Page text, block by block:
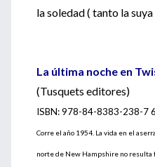
la soledad ( tanto la
La última noche en
(Tusquets editores)
ISBN: 978-84-8383-238-7
Corre el año 1954. La vida en el
norte de New Hampshire no resulta